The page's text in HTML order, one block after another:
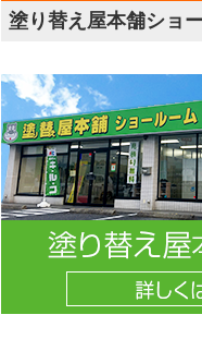
塗り替え屋本舗ショ